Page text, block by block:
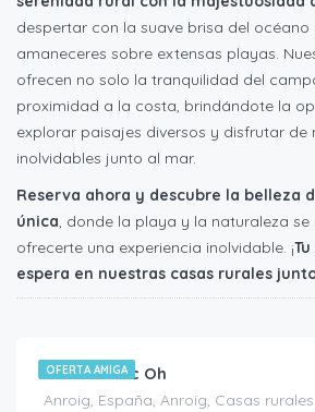
despertar con la suave brisa del
amaneceres sobre extensas playas.
ofrecen no solo la tranquilidad del
proximidad a la costa, brindándote la
explorar paisajes diversos y disfrutar de
inolvidables junto al mar.
Reserva ahora y descubre la belleza
única, donde la playa y la naturaleza se
ofrecerte una experiencia inolvidable. ¡
espera en nuestras casas rurales
OFERTA AMIGA
440.00€
Casa Rustic Oh